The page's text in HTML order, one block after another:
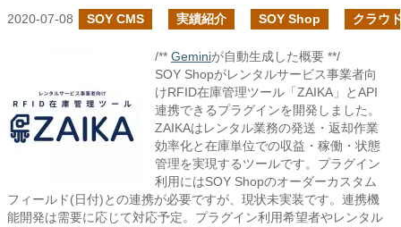
2020-07-08 SOY CMS 実績紹介 SOY Shop クラウ
/** Geminiが自動生成した概要 **/
SOY Shopがレンタルサービス事業者向
けRFID在庫管理ツール「ZAIKA」とAPI
連携できるプラグインを開発しました。
ZAIKAはレンタル業務の発送・返却作業
効率化と在庫単位での収益・稼働・状態
管理を実現するツールです。プラグイン
利用にはSOY Shopのオーダーカスタム
フィールド(日付)との連携が必要ですが、現状未実装です。連携機
能開発は需要に応じて対応予定。プラグイン利用希望者やレンタル